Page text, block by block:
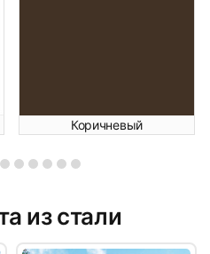
Коричневый
из стали